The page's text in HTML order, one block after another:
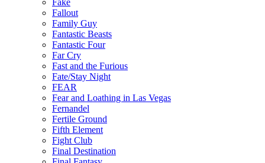
Fake
Fallout
Family Guy
Fantastic Beasts
Fantastic Four
Far Cry
Fast and the Furious
Fate/Stay Night
FEAR
Fear and Loathing in Las Vegas
Fernandel
Fertile Ground
Fifth Element
Fight Club
Final Destination